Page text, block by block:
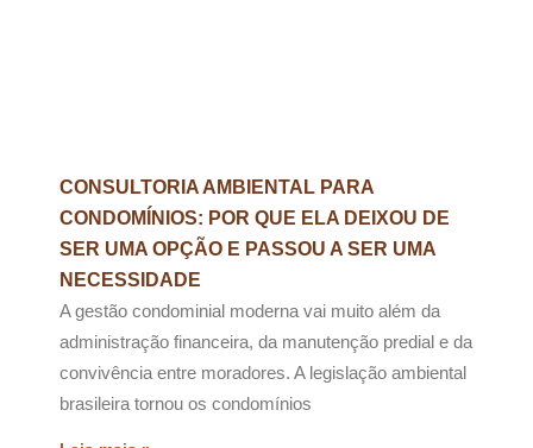
CONSULTORIA AMBIENTAL PARA
CONDOMÍNIOS: POR QUE ELA DEIXOU DE
SER UMA OPÇÃO E PASSOU A SER UMA
NECESSIDADE
A gestão condominial moderna vai muito além da
administração financeira, da manutenção predial e da
convivência entre moradores. A legislação ambiental
brasileira tornou os condomínios